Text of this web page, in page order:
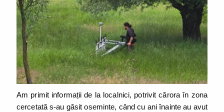
Am primit informații de la localnici, potrivit cărora în zona
cercetată s-au găsit oseminte, când cu ani înainte au avut